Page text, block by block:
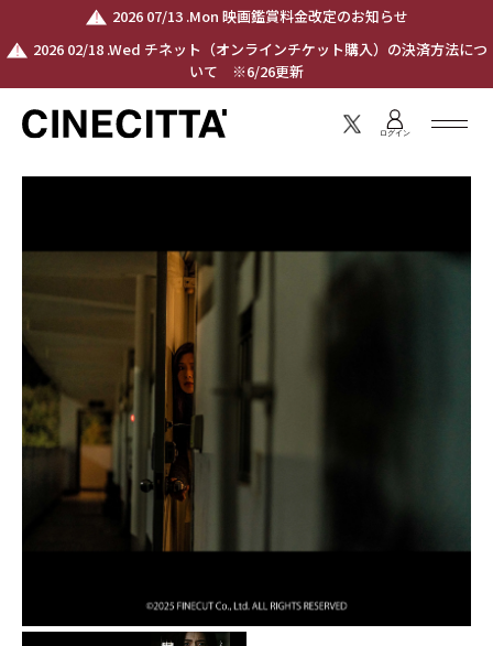
2026 07/13 .Mon 映画鑑賞料金改定のお知らせ
2026 02/18 .Wed チネット（オンラインチケット購入）の決済方法につ
いて ※6/26更新
ログイン